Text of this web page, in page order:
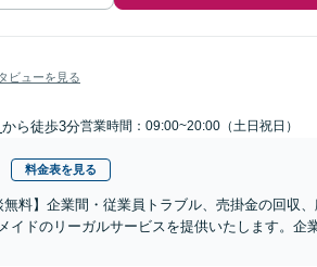
ビューを見る
から徒歩3分営業時間：09:00~20:00（土日祝日）
料金表を見る
無料】企業間・従業員トラブル、売掛金の回収
イドのリーガルサービスを提供いたします。企